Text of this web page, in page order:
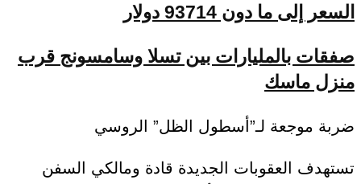
السعر إلى ما دون 93714 دولار
صفقات بالمليارات بين تسلا وسامسونج قرب
منزل ماسك
ضربة موجعة لـ”أسطول الظل” الروسي
تستهدف العقوبات الجديدة قادة ومالكي السفن